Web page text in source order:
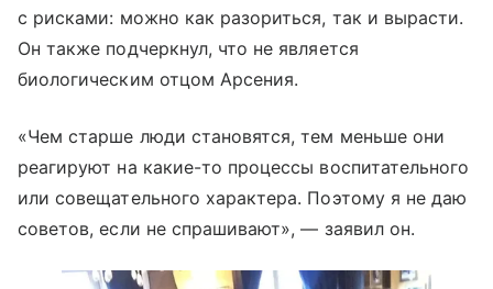
с рисками: можно как разориться, так и вырасти.
Он также подчеркнул, что не является
биологическим отцом Арсения.
«Чем старше люди становятся, тем меньше они
реагируют на какие-то процессы воспитательного
или совещательного характера. Поэтому я не даю
советов, если не спрашивают», — заявил он.